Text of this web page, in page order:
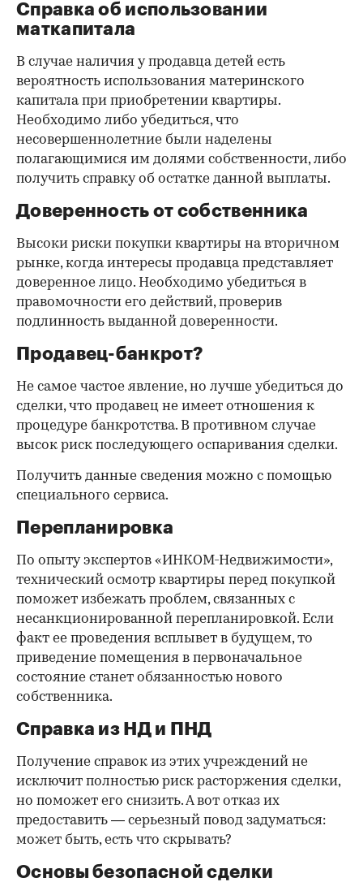
Справка об использовании
маткапитала
В случае наличия у продавца детей есть
вероятность использования материнского
капитала при приобретении квартиры.
Необходимо либо убедиться, что
несовершеннолетние были наделены
полагающимися им долями собственности, либо
получить справку об остатке данной выплаты.
Доверенность от собственника
Высоки риски покупки квартиры на вторичном
рынке, когда интересы продавца представляет
доверенное лицо. Необходимо убедиться в
правомочности его действий, проверив
подлинность выданной доверенности.
Продавец-банкрот?
Не самое частое явление, но лучше убедиться до
сделки, что продавец не имеет отношения к
процедуре банкротства. В противном случае
высок риск последующего оспаривания сделки.
Получить данные сведения можно с помощью
специального сервиса.
Перепланировка
По опыту экспертов «ИНКОМ-Недвижимости»,
технический осмотр квартиры перед покупкой
поможет избежать проблем, связанных с
несанкционированной перепланировкой. Если
факт ее проведения всплывет в будущем, то
приведение помещения в первоначальное
состояние станет обязанностью нового
собственника.
Справка из НД и ПНД
Получение справок из этих учреждений не
исключит полностью риск расторжения сделки,
но поможет его снизить. А вот отказ их
предоставить — серьезный повод задуматься:
может быть, есть что скрывать?
Основы безопасной сделки